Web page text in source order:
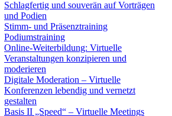
Schlagfertig und souverän auf Vorträgen
und Podien
Stimm- und Präsenztraining
Podiumstraining
Online-Weiterbildung: Virtuelle
Veranstaltungen konzipieren und
moderieren
Digitale Moderation – Virtuelle
Konferenzen lebendig und vernetzt
gestalten
Basis II „Speed“ – Virtuelle Meetings